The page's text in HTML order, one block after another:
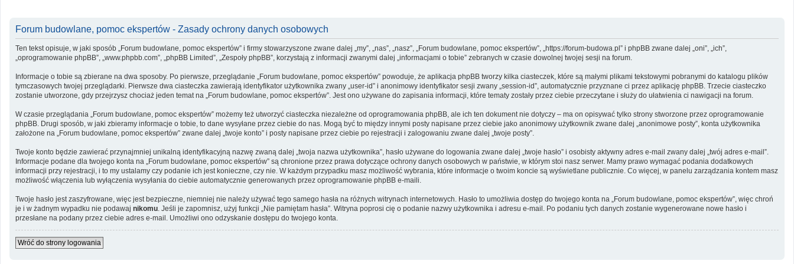
Forum budowlane, pomoc ekspertów - Zasady ochrony danych osobowych
Ten tekst opisuje, w jaki sposób „Forum budowlane, pomoc ekspertów” i firmy stowarzyszone zwane dalej „my”, „nas”, „nasz”, „Forum budowlane, pomoc ekspertów”, „https://forum-budowa.pl” i phpBB zwane dalej „oni”, „ich”,
„oprogramowanie phpBB”, „www.phpbb.com”, „phpBB Limited”, „Zespoły phpBB”, korzystają z informacji zwanymi dalej „informacjami o tobie” zebranych w czasie dowolnej twojej sesji na forum.
Informacje o tobie są zbierane na dwa sposoby. Po pierwsze, przeglądanie „Forum budowlane, pomoc ekspertów” powoduje, że aplikacja phpBB tworzy kilka ciasteczek, które są małymi plikami tekstowymi pobranymi do katalogu plików
tymczasowych twojej przeglądarki. Pierwsze dwa ciasteczka zawierają identyfikator użytkownika zwany „user-id” i anonimowy identyfikator sesji zwany „session-id”, automatycznie przyznane ci przez aplikację phpBB. Trzecie ciasteczko
zostanie utworzone, gdy przejrzysz chociaż jeden temat na „Forum budowlane, pomoc ekspertów”. Jest ono używane do zapisania informacji, które tematy zostały przez ciebie przeczytane i służy do ułatwienia ci nawigacji na forum.
W czasie przeglądania „Forum budowlane, pomoc ekspertów” możemy też utworzyć ciasteczka niezależne od oprogramowania phpBB, ale ich ten dokument nie dotyczy – ma on opisywać tylko strony stworzone przez oprogramowanie
phpBB. Drugi sposób, w jaki zbieramy informacje o tobie, to dane wysyłane przez ciebie do nas. Mogą być to między innymi posty napisane przez ciebie jako anonimowy użytkownik zwane dalej „anonimowe posty”, konta użytkownika
założone na „Forum budowlane, pomoc ekspertów” zwane dalej „twoje konto” i posty napisane przez ciebie po rejestracji i zalogowaniu zwane dalej „twoje posty”.
Twoje konto będzie zawierać przynajmniej unikalną identyfikacyjną nazwę zwaną dalej „twoja nazwa użytkownika”, hasło używane do logowania zwane dalej „twoje hasło” i osobisty aktywny adres e-mail zwany dalej „twój adres e-mail”.
Informacje podane dla twojego konta na „Forum budowlane, pomoc ekspertów” są chronione przez prawa dotyczące ochrony danych osobowych w państwie, w którym stoi nasz serwer. Mamy prawo wymagać podania dodatkowych
informacji przy rejestracji, i to my ustalamy czy podanie ich jest konieczne, czy nie. W każdym przypadku masz możliwość wybrania, które informacje o twoim koncie są wyświetlane publicznie. Co więcej, w panelu zarządzania kontem masz
możliwość włączenia lub wyłączenia wysyłania do ciebie automatycznie generowanych przez oprogramowanie phpBB e-maili.
Twoje hasło jest zaszyfrowane, więc jest bezpieczne, niemniej nie należy używać tego samego hasła na różnych witrynach internetowych. Hasło to umożliwia dostęp do twojego konta na „Forum budowlane, pomoc ekspertów”, więc chroń
je i w żadnym wypadku nie podawaj nikomu. Jeśli je zapomnisz, użyj funkcji „Nie pamiętam hasła”. Witryna poprosi cię o podanie nazwy użytkownika i adresu e-mail. Po podaniu tych danych zostanie wygenerowane nowe hasło i
przesłane na podany przez ciebie adres e-mail. Umożliwi ono odzyskanie dostępu do twojego konta.
Wróć do strony logowania